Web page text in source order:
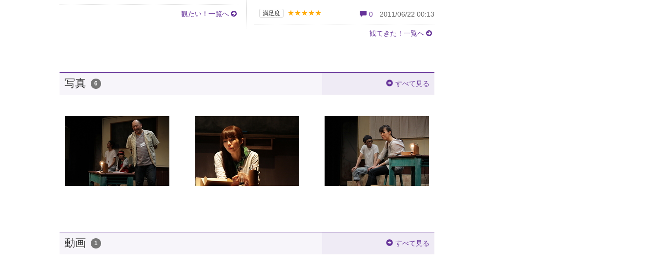
観たい！一覧へ 満足度 ★★★★★ 0 2011/06/22 00:13
観てきた！一覧へ
写真 6 すべて見る
動画 1 すべて見る